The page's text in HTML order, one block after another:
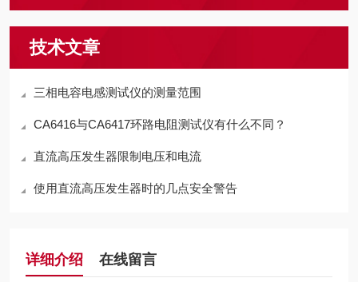
技术文章
三相电容电感测试仪的测量范围
CA6416与CA6417环路电阻测试仪有什么不同？
直流高压发生器限制电压和电流
使用直流高压发生器时的几点安全警告
详细介绍 在线留言